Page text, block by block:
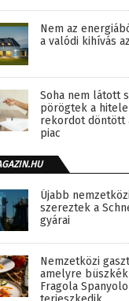
Nem az
a valódi kihívás
Soha nem látott
pörögtek a
rekordot döntött
piac
Újabb
szereztek a
gyárai
Nemzetközi
amelyre
Fragola